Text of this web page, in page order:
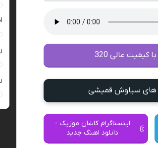
کیفیت عالی 320
های سیاوش قمیشی
اینستاگرام کاشان موزیک -
دانلود اهنگ جدید